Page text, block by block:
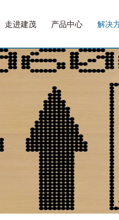
走进建茂 产品中心 解决